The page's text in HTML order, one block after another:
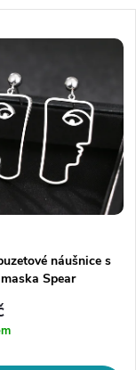
náušnice s
Spear